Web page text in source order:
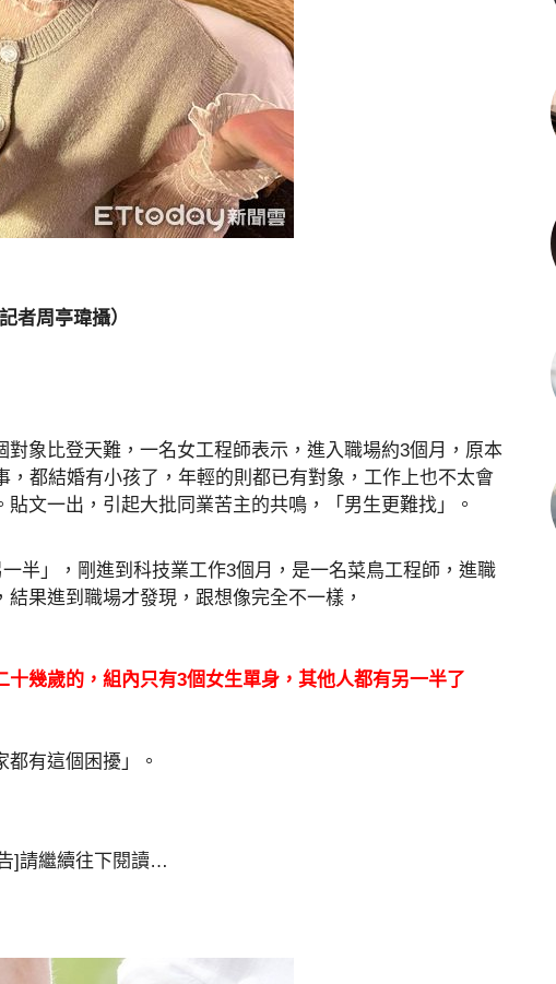
者周亭瑋攝）
象比登天難，一名女工程師表示，進入職場約3個月，原本
都結婚有小孩了，年輕的則都已有對象，工作上也不太會
文一出，引起大批同業苦主的共鳴，「男生更難找」。
半」，剛進到科技業工作3個月，是一名菜鳥工程師，進職
果進到職場才發現，跟想像完全不一樣，
十幾歲的，組內只有3個女生單身，其他人都有另一半了
都有這個困擾」。
]請繼續往下閱讀…